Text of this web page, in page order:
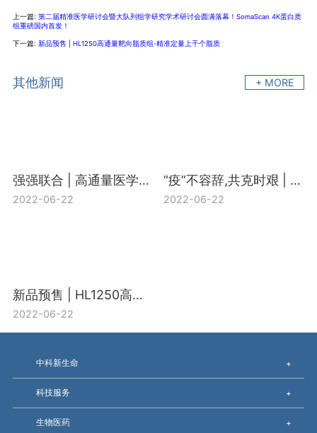
上一篇: 第二届精准医学研讨会暨大队列组学研究学术研讨会圆满落幕！SomaScan 4K蛋白质
组重磅国内首发！
下一篇: 新品预售 | HL1250高通量靶向脂质组-精准定量上千个脂质
其他新闻 + MORE
强强联合 | 高通量医学靶向代谢组H650+宏基因组合促销活动开启
2022-06-22
“疫”不容辞,共克时艰 | 中科新生命“新冠多组学研究支持计划”盛大启动
2022-06-22
新品预售 | HL1250高通量靶向脂质组-精准定量上千个脂质
2022-06-22
中科新生命 +
科技服务 +
生物医药 +